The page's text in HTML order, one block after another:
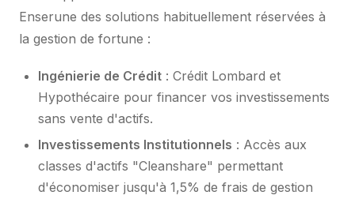
Enserune des solutions habituellement réservées à
la gestion de fortune :
Ingénierie de Crédit : Crédit Lombard et
Hypothécaire pour financer vos investissements
sans vente d'actifs.
Investissements Institutionnels : Accès aux
classes d'actifs "Cleanshare" permettant
d'économiser jusqu'à 1,5% de frais de gestion